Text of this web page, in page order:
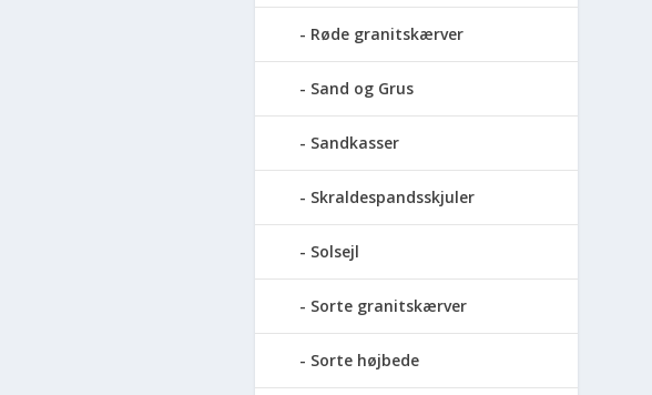
Røde granitskærver
Sand og Grus
Sandkasser
Skraldespandsskjuler
Solsejl
Sorte granitskærver
Sorte højbede